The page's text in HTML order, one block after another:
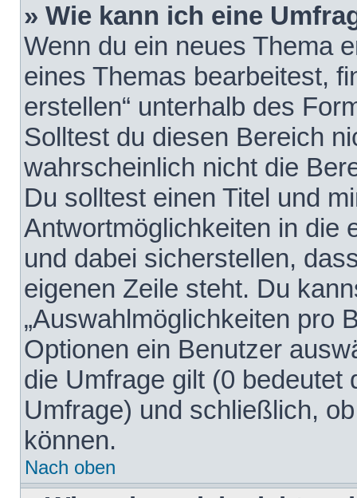
» Wie kann ich eine
Wenn du ein neues Thema
eines Themas bearbeitest,
erstellen“ unterhalb des
Solltest du diesen Bereich
wahrscheinlich nicht die
Du solltest einen Titel und
Antwortmöglichkeiten in die
und dabei sicherstellen,
eigenen Zeile steht. Du
„Auswahlmöglichkeiten pro
Optionen ein Benutzer
die Umfrage gilt (0 bedeutet
Umfrage) und schließlich,
können.
Nach oben